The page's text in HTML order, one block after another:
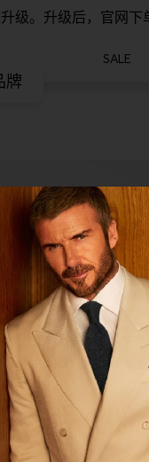
级。升级后，官网
SALE
牌
使用Cookie
希望对于我们及我们的
您的个人信息。欲了解
络浏览体验。我们的合
兴趣的广告。您可以通